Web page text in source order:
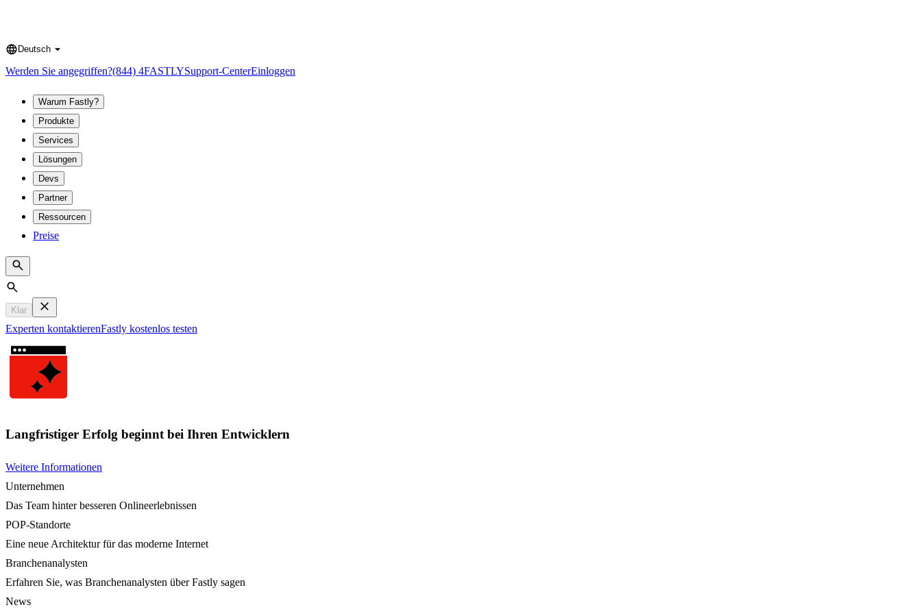
Language
Deutsch
Werden Sie angegriffen?(844) 4FASTLYSupport-CenterEinloggen
Warum Fastly?
Produkte
Services
Lösungen
Devs
Partner
Ressourcen
Preise
Search
Klar
Experten kontaktierenFastly kostenlos testen
Langfristiger Erfolg beginnt bei Ihren Entwicklern
Weitere Informationen
Unternehmen
Das Team hinter besseren Onlineerlebnissen
POP-Standorte
Eine neue Architektur für das moderne Internet
Branchenanalysten
Erfahren Sie, was Branchenanalysten über Fastly sagen
News